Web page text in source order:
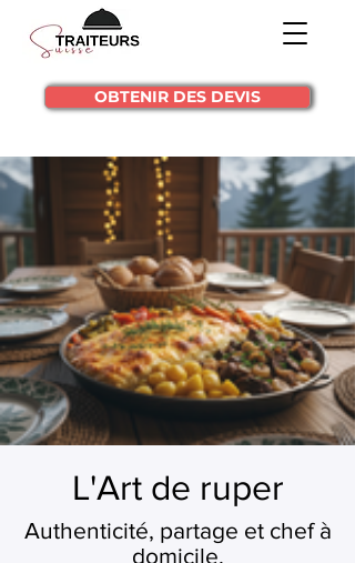
OBTENIR DES DEVIS
L'Art de ruper
Authenticité, partage et chef à
domicile.